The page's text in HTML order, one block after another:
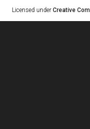
Licensed under Creative